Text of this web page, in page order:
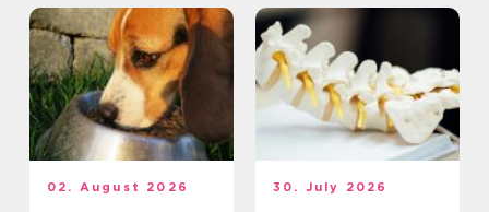
02. August 2026 30. July 2026